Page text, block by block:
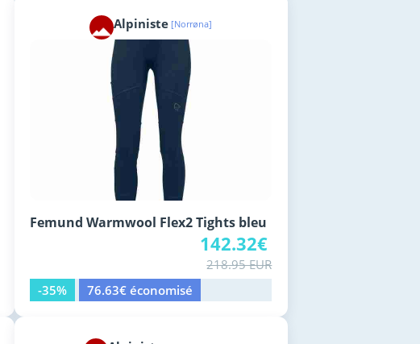
Alpiniste [Norrøna]
Femund Warmwool Flex2 Tights bleu
142.32€
218.95 EUR
-35%
76.63€ économisé